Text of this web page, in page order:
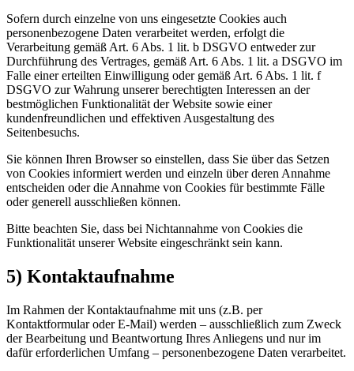
Sofern durch einzelne von uns eingesetzte Cookies auch
personenbezogene Daten verarbeitet werden, erfolgt die
Verarbeitung gemäß Art. 6 Abs. 1 lit. b DSGVO entweder zur
Durchführung des Vertrages, gemäß Art. 6 Abs. 1 lit. a DSGVO im
Falle einer erteilten Einwilligung oder gemäß Art. 6 Abs. 1 lit. f
DSGVO zur Wahrung unserer berechtigten Interessen an der
bestmöglichen Funktionalität der Website sowie einer
kundenfreundlichen und effektiven Ausgestaltung des
Seitenbesuchs.
Sie können Ihren Browser so einstellen, dass Sie über das Setzen
von Cookies informiert werden und einzeln über deren Annahme
entscheiden oder die Annahme von Cookies für bestimmte Fälle
oder generell ausschließen können.
Bitte beachten Sie, dass bei Nichtannahme von Cookies die
Funktionalität unserer Website eingeschränkt sein kann.
5) Kontaktaufnahme
Im Rahmen der Kontaktaufnahme mit uns (z.B. per
Kontaktformular oder E-Mail) werden – ausschließlich zum Zweck
der Bearbeitung und Beantwortung Ihres Anliegens und nur im
dafür erforderlichen Umfang – personenbezogene Daten verarbeitet.